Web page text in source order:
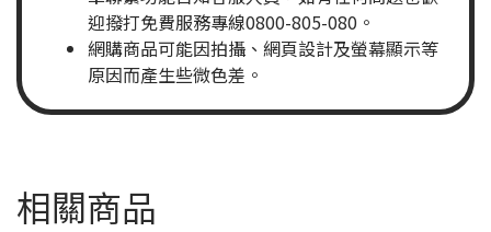
迎撥打免費服務專線0800-805-080。
網購商品可能因拍攝、網頁設計及螢幕顯示等
原因而產生些微色差。
相關商品